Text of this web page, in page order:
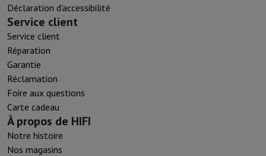
Déclaration d'accessibilité
Service client
Service client
Réparation
Garantie
Réclamation
Foire aux questions
Carte cadeau
À propos de HIFI
Notre histoire
Nos magasins